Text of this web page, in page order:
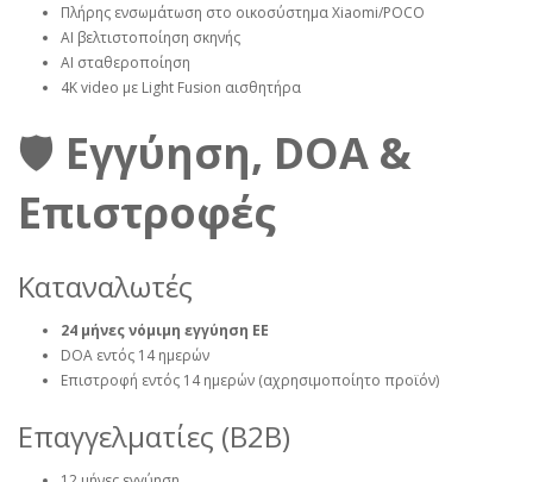
Πλήρης ενσωμάτωση στο οικοσύστημα Xiaomi/POCO
AI βελτιστοποίηση σκηνής
AI σταθεροποίηση
4K video με Light Fusion αισθητήρα
🛡️ Εγγύηση, DOA &
Επιστροφές
Καταναλωτές
24 μήνες νόμιμη εγγύηση ΕΕ
DOA εντός 14 ημερών
Επιστροφή εντός 14 ημερών (αχρησιμοποίητο προϊόν)
Επαγγελματίες (B2B)